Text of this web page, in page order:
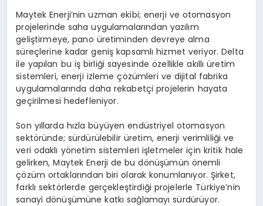
Maytek Enerji’nin uzman ekibi; enerji ve otomasyon
projelerinde saha uygulamalarından yazılım
geliştirmeye, pano üretiminden devreye alma
süreçlerine kadar geniş kapsamlı hizmet veriyor. Delta
ile yapılan bu iş birliği sayesinde özellikle akıllı üretim
sistemleri, enerji izleme çözümleri ve dijital fabrika
uygulamalarında daha rekabetçi projelerin hayata
geçirilmesi hedefleniyor.
Son yıllarda hızla büyüyen endüstriyel otomasyon
sektöründe; sürdürülebilir üretim, enerji verimliliği ve
veri odaklı yönetim sistemleri işletmeler için kritik hale
gelirken, Maytek Enerji de bu dönüşümün önemli
çözüm ortaklarından biri olarak konumlanıyor. Şirket,
farklı sektörlerde gerçekleştirdiği projelerle Türkiye’nin
sanayi dönüşümüne katkı sağlamayı sürdürüyor.